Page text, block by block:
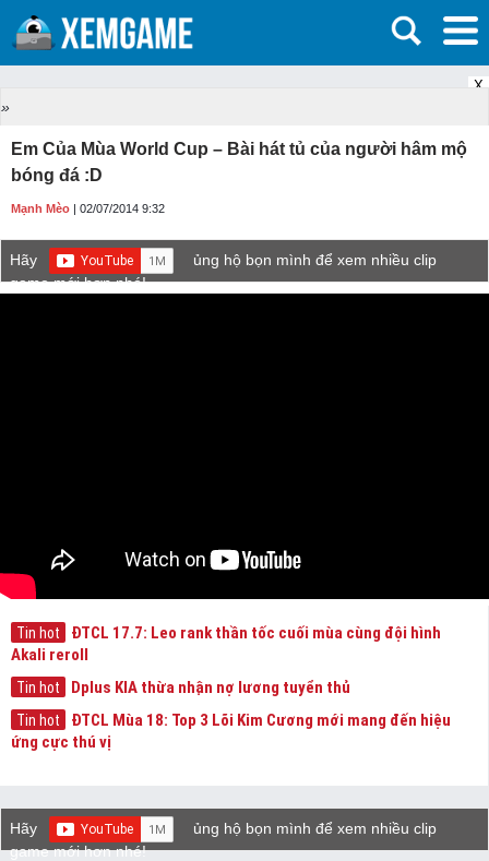
X
»
Em Của Mùa World Cup – Bài hát tủ của người hâm mộ
bóng đá :D
Mạnh Mèo | 02/07/2014 9:32
Hãy
ủng hộ bọn mình để xem nhiều clip
game mới hơn nhé!
Tin hot
ĐTCL 17.7: Leo rank thần tốc cuối mùa cùng đội hình
Akali reroll
Tin hot Dplus KIA thừa nhận nợ lương tuyển thủ
Tin hot
ĐTCL Mùa 18: Top 3 Lõi Kim Cương mới mang đến hiệu
ứng cực thú vị
Hãy
ủng hộ bọn mình để xem nhiều clip
game mới hơn nhé!